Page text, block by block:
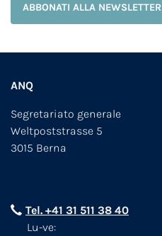
ABBONATI ALLA NEWSLETTER
ANQ
Segretariato generale
Weltpoststrasse 5
3015 Berna
Tel. +41 31 511 38 40
Lu-ve: